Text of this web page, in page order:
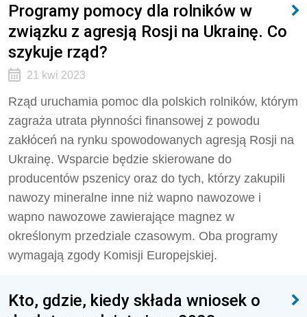
Programy pomocy dla rolników w
związku z agresją Rosji na Ukrainę. Co
szykuje rząd?
21 kwi 2023
Rząd uruchamia pomoc dla polskich rolników, którym
zagraża utrata płynności finansowej z powodu
zakłóceń na rynku spowodowanych agresją Rosji na
Ukrainę. Wsparcie będzie skierowane do
producentów pszenicy oraz do tych, którzy zakupili
nawozy mineralne inne niż wapno nawozowe i
wapno nawozowe zawierające magnez w
określonym przedziale czasowym. Oba programy
wymagają zgody Komisji Europejskiej.
Kto, gdzie, kiedy składa wniosek o